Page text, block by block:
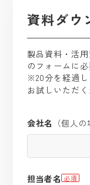
資料ダウ
製品資料・活
のフォームに
※20分を経過
お試しいただ
会社名 （個人
担当者名 必須